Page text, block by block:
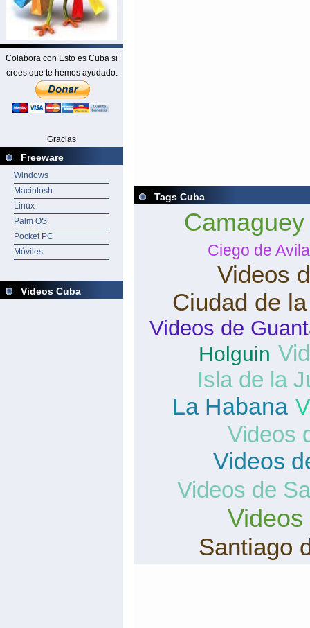
Colabora con Esto es Cuba si
crees que te hemos ayudado.
Gracias
Freeware
Windows
Macintosh
Linux
Palm OS
Pocket PC
Móviles
Videos Cuba
Tags Cuba
Camaguey
Ciego de Avila
Videos
Ciudad de
Videos de
Holguin
Isla de la
La Habana
Videos
Videos
Videos de
Santiago